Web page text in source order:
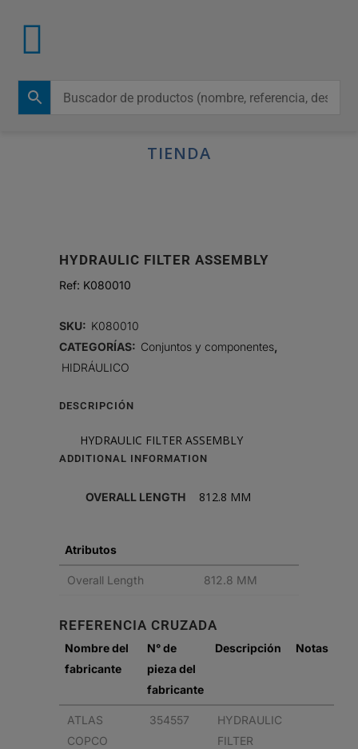
TIENDA
HYDRAULIC FILTER ASSEMBLY
Ref: K080010
SKU: K080010
CATEGORÍAS: Conjuntos y componentes
HIDRÁULICO
DESCRIPCIÓN
HYDRAULIC FILTER ASSEMBLY
ADDITIONAL INFORMATION
OVERALL LENGTH 812.8 MM
Atributos
Overall Length 812.8 MM
REFERENCIA CRUZADA
Nombre del
fabricante
N° de
pieza del
fabricante
Descripción Notas
ATLAS
COPCO
354557
HYDRAULIC
FILTER